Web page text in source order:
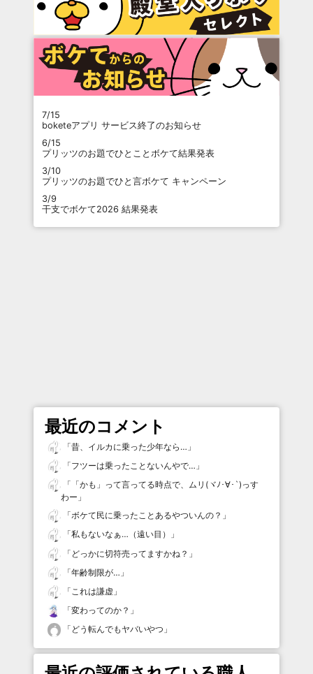
7/15
boketeアプリ サービス終了のお知らせ
6/15
プリッツのお題でひとことボケて結果発表
3/10
プリッツのお題でひと言ボケて キャンペーン
3/9
干支でボケて2026 結果発表
最近のコメント
「昔、イルカに乗った少年なら… 」
「フツーは乗ったことないんやで… 」
「 「かも」って言ってる時点で、ムリ(ヾﾉ･∀･`)っす
わー 」
「ボケて民に乗ったことあるやついんの？ 」
「私もないなぁ…（遠い目）
」
「 どっかに切符売ってますかね？ 」
「年齢制限が… 」
「 これは謙虚 」
「変わってのか？ 」
「 どう転んでもヤバいやつ 」